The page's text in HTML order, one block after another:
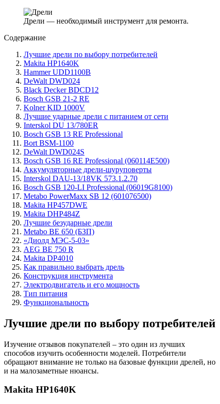
Дрели — необходимый инструмент для ремонта.
Содержание
Лучшие дрели по выбору потребителей
Makita HP1640K
Hammer UDD1100B
DeWalt DWD024
Black Decker BDCD12
Bosch GSB 21-2 RE
Kolner KID 1000V
Лучшие ударные дрели с питанием от сети
Interskol DU 13/780ER
Bosch GSB 13 RE Professional
Bort BSM-1100
DeWalt DWD024S
Bosch GSB 16 RE Professional (060114E500)
Аккумуляторные дрели-шуруповерты
Interskol DAU-13/18VK 573.1.2.70
Bosch GSB 120-LI Professional (06019G8100)
Metabo PowerMaxx SB 12 (601076500)
Makita HP457DWE
Makita DHP484Z
Лучшие безударные дрели
Metabo BE 650 (БЗП)
«Диолд МЭС-5-03»
AEG BE 750 R
Makita DP4010
Как правильно выбрать дрель
Конструкция инструмента
Электродвигатель и его мощность
Тип питания
Функциональность
Лучшие дрели по выбору потребителей
Изучение отзывов покупателей – это один из лучших
способов изучить особенности моделей. Потребители
обращают внимание не только на базовые функции дрелей, но
и на малозаметные нюансы.
Makita HP1640K